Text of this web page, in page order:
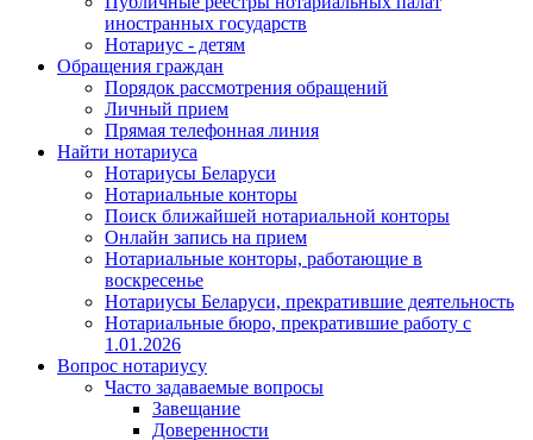
иностранных государств
Нотариус - детям
Обращения граждан
Порядок рассмотрения обращений
Личный прием
Прямая телефонная линия
Найти нотариуса
Нотариусы Беларуси
Нотариальные конторы
Поиск ближайшей нотариальной конторы
Онлайн запись на прием
Нотариальные конторы, работающие в
воскресенье
Нотариусы Беларуси, прекратившие деятельность
Нотариальные бюро, прекратившие работу с
1.01.2026
Вопрос нотариусу
Часто задаваемые вопросы
Завещание
Доверенности